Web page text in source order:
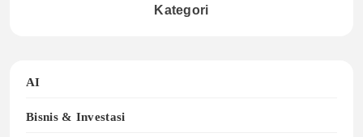
Kategori
AI
Bisnis & Investasi